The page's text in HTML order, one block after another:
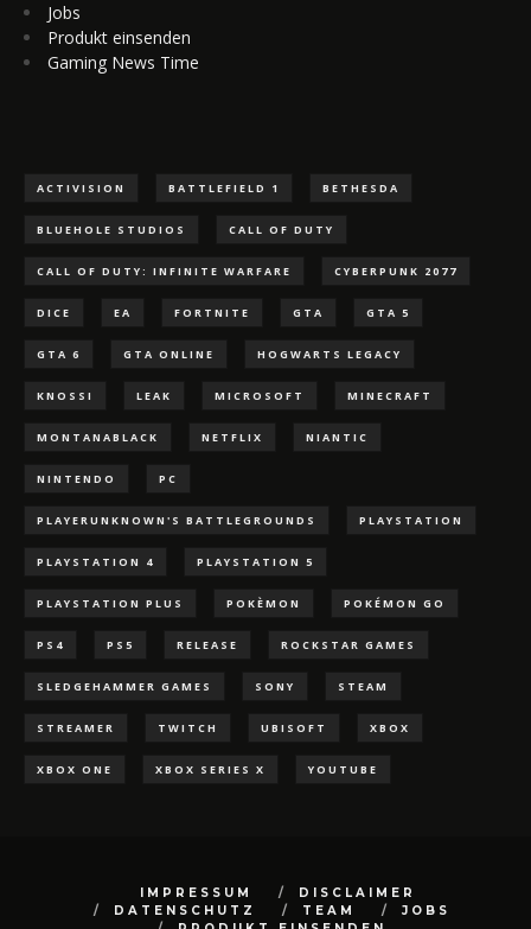
Jobs
Produkt einsenden
Gaming News Time
ACTIVISION BATTLEFIELD 1 BETHESDA
BLUEHOLE STUDIOS CALL OF DUTY
CALL OF DUTY: INFINITE WARFARE CYBERPUNK 2077
DICE EA FORTNITE GTA GTA 5
GTA 6 GTA ONLINE HOGWARTS LEGACY
KNOSSI LEAK MICROSOFT MINECRAFT
MONTANABLACK NETFLIX NIANTIC
NINTENDO PC
PLAYERUNKNOWN'S BATTLEGROUNDS PLAYSTATION
PLAYSTATION 4 PLAYSTATION 5
PLAYSTATION PLUS POKÈMON POKÉMON GO
PS4 PS5 RELEASE ROCKSTAR GAMES
SLEDGEHAMMER GAMES SONY STEAM
STREAMER TWITCH UBISOFT XBOX
XBOX ONE XBOX SERIES X YOUTUBE
IMPRESSUM
DISCLAIMER
DATENSCHUTZ
TEAM
JOBS